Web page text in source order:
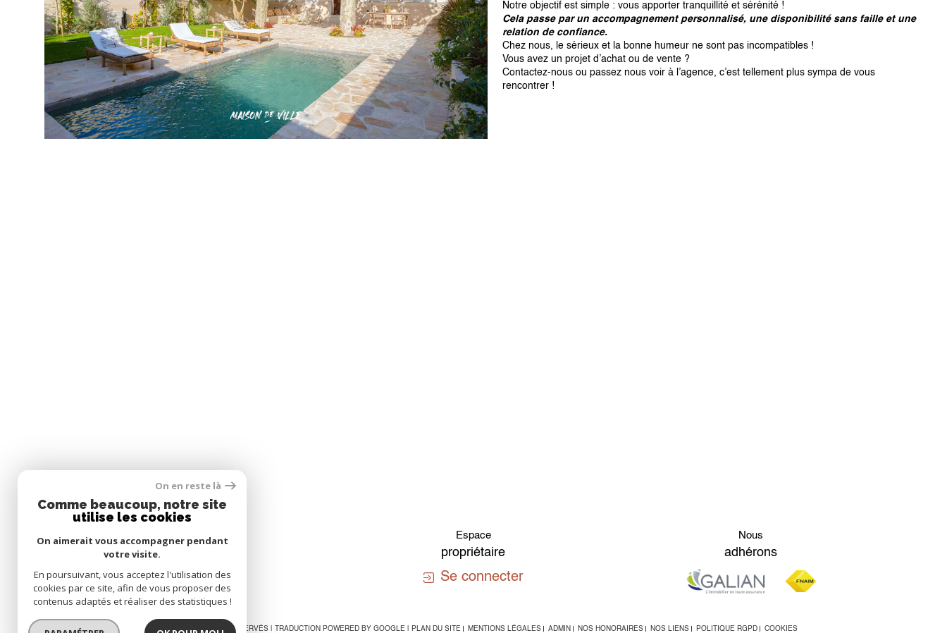
Notre objectif est simple : vous apporter tranquillité et sérénité !
Cela passe par un accompagnement personnalisé, une disponibilité sans faille et une
relation de confiance.
Chez nous, le sérieux et la bonne humeur ne sont pas incompatibles !
Vous avez un projet d’achat ou de vente ?
Contactez-nous ou passez nous voir à l’agence, c’est tellement plus sympa de vous
rencontrer !
Espace
propriétaire
Se connecter
Nous
adhérons
© 2026 | TOUS DROITS RÉSERVÉS | TRADUCTION POWERED BY GOOGLE | PLAN DU SITE MENTIONS LÉGALES ADMIN NOS HONORAIRES NOS LIENS POLITIQUE RGPD COOKIES
On en reste là
Comme beaucoup, notre site
utilise les cookies
On aimerait vous accompagner pendant
votre visite.
En poursuivant, vous acceptez l'utilisation des
cookies par ce site, afin de vous proposer des
contenus adaptés et réaliser des statistiques !